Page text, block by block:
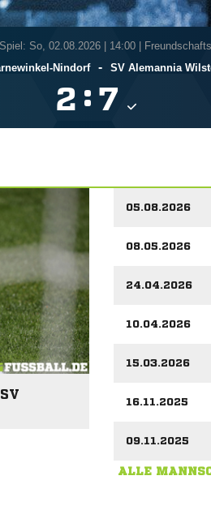
So, 02.08.2026| 14:00 |
Nindorf
- SV Alemannia
 : 
05.08.2026
08.05.2026
24.04.2026
10.04.2026
15.03.2026
16.11.2025
09.11.2025
ALLE